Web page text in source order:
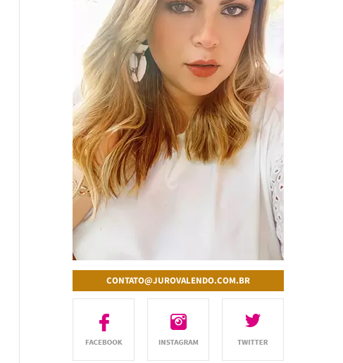
CONTATO@JUROVALENDO.COM.BR